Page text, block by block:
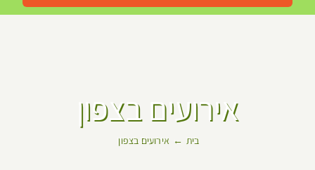
אירועים בצפון
בית אירועים בצפון